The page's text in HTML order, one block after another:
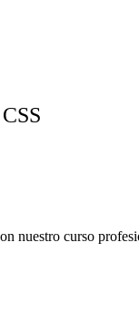
nuestro curso